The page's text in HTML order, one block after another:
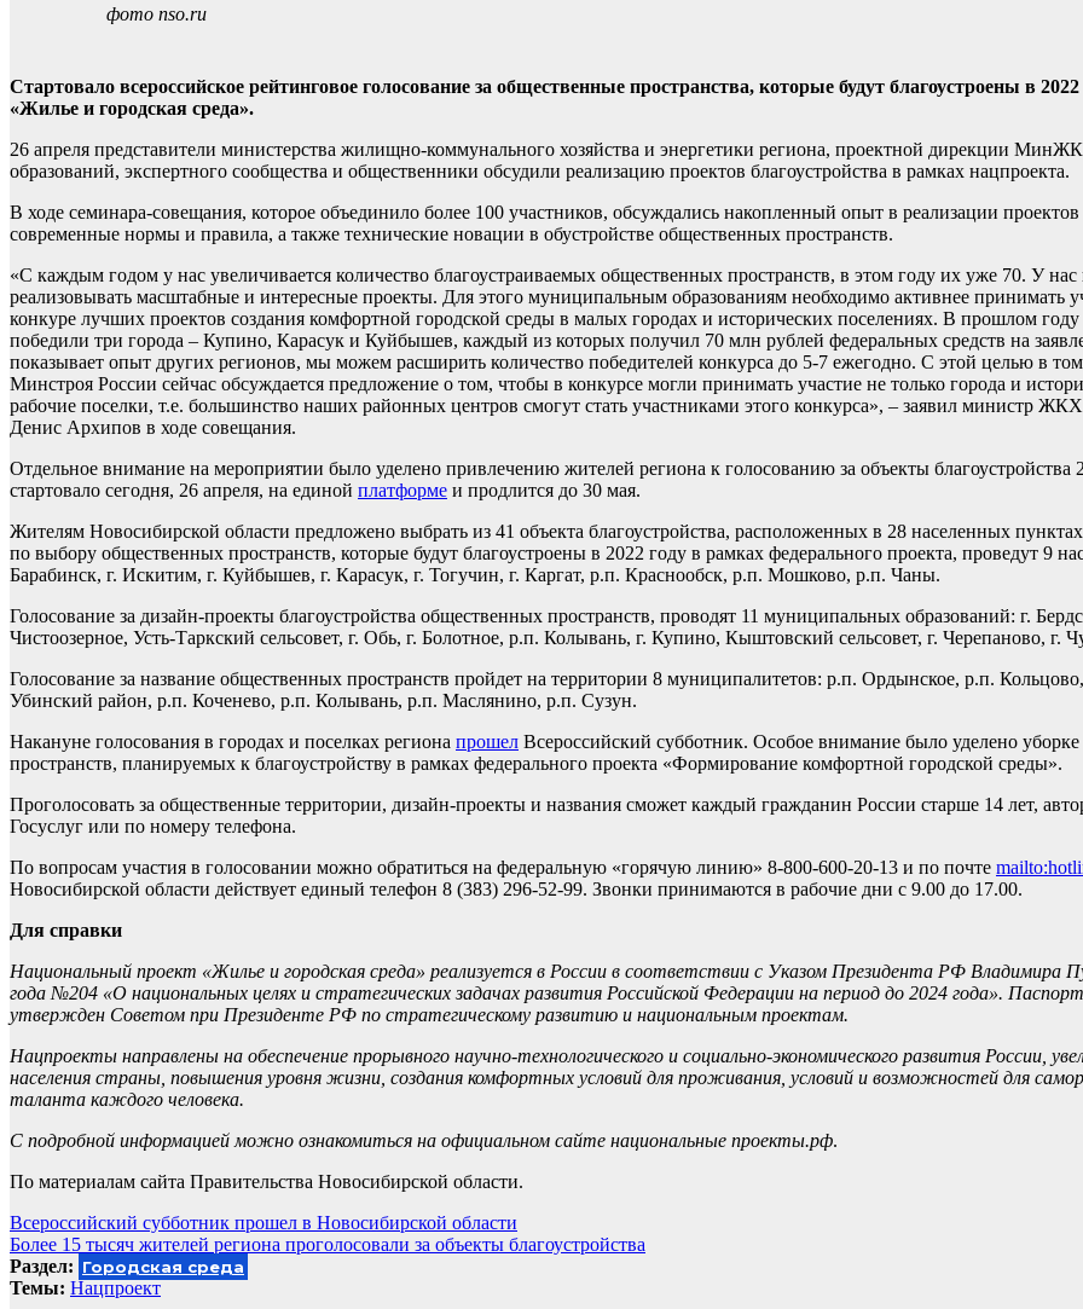
фото nso.ru
Стартовало всероссийское рейтинговое голосование за общественные пространства, которые будут благоустроены в
«Жилье и городская среда».
26 апреля представители министерства жилищно-коммунального хозяйства и энергетики региона, проектной дирекции
образований, экспертного сообщества и общественники обсудили реализацию проектов благоустройства в рамках нацпроекта.
В ходе семинара-совещания, которое объединило более 100 участников, обсуждались накопленный опыт в реализации проектов
современные нормы и правила, а также технические новации в обустройстве общественных пространств.
«С каждым годом у нас увеличивается количество благоустраиваемых общественных пространств, в этом году их уже 70. У нас
реализовывать масштабные и интересные проекты. Для этого муниципальным образованиям необходимо активнее принимать
конкуре лучших проектов создания комфортной городской среды в малых городах и исторических поселениях. В прошлом году
победили три города – Купино, Карасук и Куйбышев, каждый из которых получил 70 млн рублей федеральных средств на
показывает опыт других регионов, мы можем расширить количество победителей конкурса до 5-7 ежегодно. С этой целью в
Минстроя России сейчас обсуждается предложение о том, чтобы в конкурсе могли принимать участие не только города и
рабочие поселки, т.е. большинство наших районных центров смогут стать участниками этого конкурса», – заявил министр
Денис Архипов в ходе совещания.
Отдельное внимание на мероприятии было уделено привлечению жителей региона к голосованию за объекты благоустройства
стартовало сегодня, 26 апреля, на единой платформе и продлится до 30 мая.
Жителям Новосибирской области предложено выбрать из 41 объекта благоустройства, расположенных в 28 населенных
по выбору общественных пространств, которые будут благоустроены в 2022 году в рамках федерального проекта, проведут 9
Барабинск, г. Искитим, г. Куйбышев, г. Карасук, г. Тогучин, г. Каргат, р.п. Краснообск, р.п. Мошково, р.п. Чаны.
Голосование за дизайн-проекты благоустройства общественных пространств, проводят 11 муниципальных образований: г.
Чистоозерное, Усть-Таркский сельсовет, г. Обь, г. Болотное, р.п. Колывань, г. Купино, Кыштовский сельсовет, г. Черепаново, г.
Голосование за название общественных пространств пройдет на территории 8 муниципалитетов: р.п. Ордынское, р.п.
Убинский район, р.п. Коченево, р.п. Колывань, р.п. Маслянино, р.п. Сузун.
Накануне голосования в городах и поселках региона прошел Всероссийский субботник. Особое внимание было уделено
пространств, планируемых к благоустройству в рамках федерального проекта «Формирование комфортной городской среды».
Проголосовать за общественные территории, дизайн-проекты и названия сможет каждый гражданин России старше 14 лет,
Госуслуг или по номеру телефона.
По вопросам участия в голосовании можно обратиться на федеральную «горячую линию» 8-800-600-20-13 и по почте
Новосибирской области действует единый телефон 8 (383) 296-52-99. Звонки принимаются в рабочие дни с 9.00 до 17.00.
Для справки
Национальный проект «Жилье и городская среда» реализуется в России в соответствии с Указом Президента РФ Владимира
года №204 «О национальных целях и стратегических задачах развития Российской Федерации на период до 2024 года».
утвержден Советом при Президенте РФ по стратегическому развитию и национальным проектам.
Нацпроекты направлены на обеспечение прорывного научно-технологического и социально-экономического развития России,
населения страны, повышения уровня жизни, создания комфортных условий для проживания, условий и возможностей для
таланта каждого человека.
С подробной информацией можно ознакомиться на официальном сайте национальные проекты.рф.
По материалам сайта Правительства Новосибирской области.
Навигация
по
записям
Всероссийский субботник прошел в Новосибирской области
Более 15 тысяч жителей региона проголосовали за объекты благоустройства
Раздел: Городская среда
Темы: Нацпроект